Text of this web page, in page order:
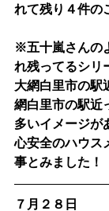
れて残り４件の
※五十嵐さんの
れ残ってるシリ
大網白里市の駅
網白里市の駅近
多いイメージが
心安全のハウス
事とみました！
７月２８日